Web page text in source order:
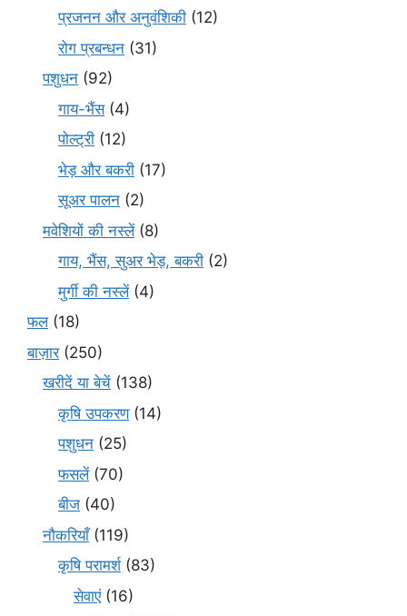
प्रजनन और अनुवंशिकी (12)
रोग प्रबन्धन (31)
पशुधन (92)
गाय-भैंस(4)
पोल्ट्री (12)
भेड़ और बकरी (17)
सूअर पालन (2)
मवेशियों की नस्लें(8)
गाय, भैंस, सुअर भेड़, बकरी (2)
मुर्गी की नस्लें(4)
फल(18)
बाज़ार(250)
खरीदें या बेचें (138)
कृषि उपकरण(14)
पशुधन (25)
फसलें(70)
बीज (40)
नौकरियाँ(119)
कृषि परामर्श(83)
सेवाएं(16)